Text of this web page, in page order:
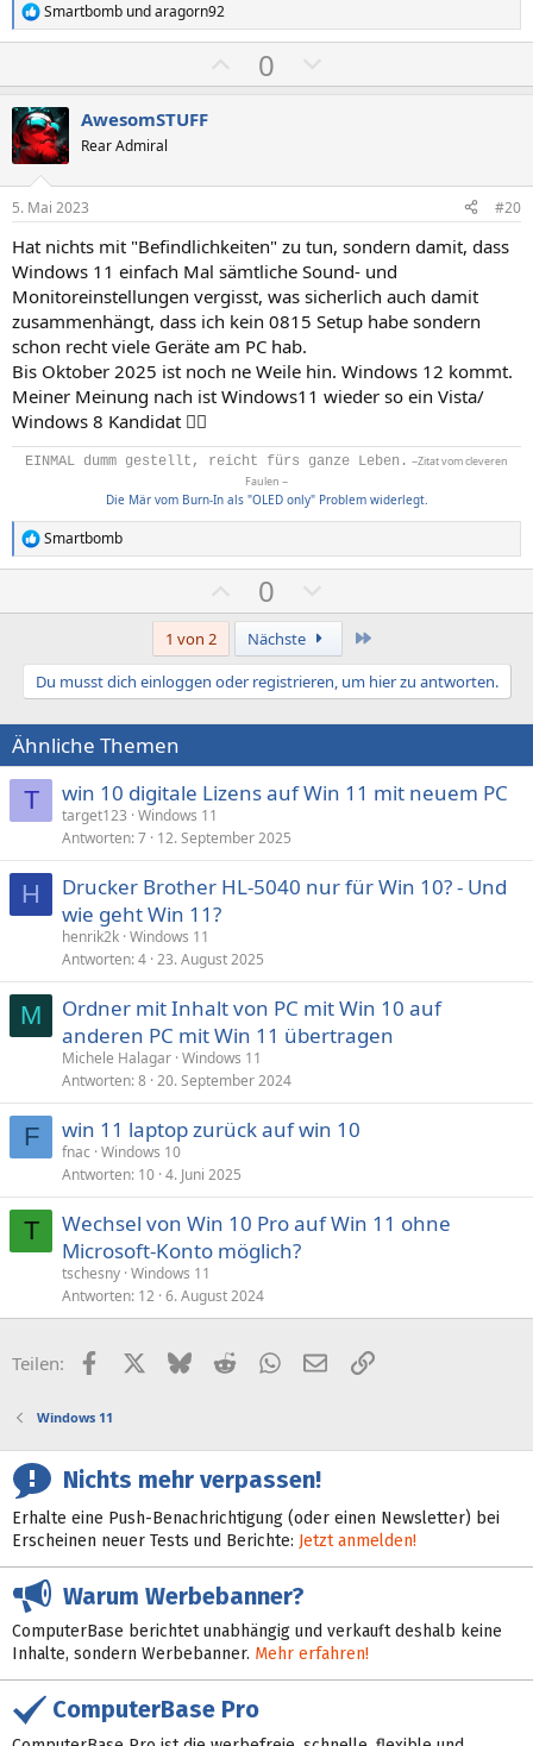
R
e
i
o
n
n
:
Smartbomb undaragorn92
o
t
v
e
S
t
i
m
m
0
e
t
v
e
S
t
m
m
AwesomSTUFF
Rear Admiral
5. Mai 2023 #20
Hat nichts mit "Befindlichkeiten" zu tun, sondern damit, dass
Windows 11 einfach Mal sämtliche Sound- und
Monitoreinstellungen vergisst, was sicherlich auch damit
zusammenhängt, dass ich kein 0815 Setup habe sondern
schon recht viele Geräte am PC hab.
Bis Oktober 2025 ist noch ne Weile hin. Windows 12 kommt.
Meiner Meinung nach ist Windows11 wieder so ein Vista/
Windows 8 Kandidat 🤷‍♂️
EINMAL dumm gestellt, reicht fürs ganze Leben. ~Zitat vom cleveren
Faulen ~
Die Mär vom Burn-In als "OLED only" Problem widerlegt.
R
e
e
:
Smartbomb
o
s
i
t
i
v
e
t
i
m
e
0
e
g
a
t
i
v
e
i
m
1 von 2 Nächste
Du musst dich einloggen oder registrieren, um hier zu antworten.
Ähnliche Themen
T win 10 digitale Lizens auf Win 11 mit neuem PC
target123 Windows 11
Antworten 7 12. September 2025
H
Drucker Brother HL-5040 nur für Win 10? - Und
wie geht Win 11?
henrik2k Windows 11
Antworten 4 23. August 2025
M
Ordner mit Inhalt von PC mit Win 10 auf
anderen PC mit Win 11 übertragen
Michele Halagar Windows 11
Antworten 8 20. September 2024
F win 11 laptop zurück auf win 10
fnac Windows 10
Antworten 10 4. Juni 2025
T
Wechsel von Win 10 Pro auf Win 11 ohne
Microsoft-Konto möglich?
tschesny Windows 11
Antworten 12 6. August 2024
Teilen: FacebookX (Twitter)
BlueskyRedditWhatsApp
E-MailLink
Windows 11
Nichts mehr verpassen!
Erhalte eine Push-Benachrichtigung (oder einen Newsletter) bei
Erscheinen neuer Tests und Berichte: Jetzt anmelden!
Warum Werbebanner?
ComputerBase berichtet unabhängig und verkauft deshalb keine
Inhalte, sondern Werbebanner. Mehr erfahren!
ComputerBase Pro